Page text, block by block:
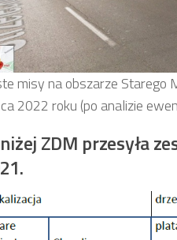
misy na obszarze Starego
2022 roku (po analizie
ZDM przesyła